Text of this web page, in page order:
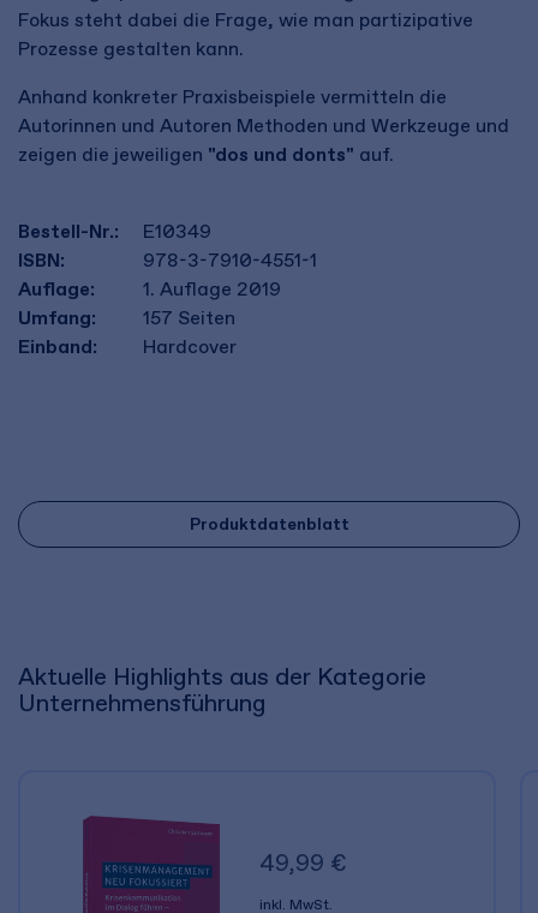
Fokus steht dabei die Frage, wie man partizipative
Prozesse gestalten kann.
Anhand konkreter Praxisbeispiele vermitteln die
Autorinnen und Autoren Methoden und Werkzeuge und
zeigen die jeweiligen "dos und donts" auf.
Bestell-Nr.:
E10349
ISBN:
978-3-7910-4551-1
Auflage:
1. Auflage 2019
Umfang:
157 Seiten
Einband:
Hardcover
Produktdatenblatt
Aktuelle Highlights aus der Kategorie
Unternehmensführung
49,99 €
inkl. MwSt.